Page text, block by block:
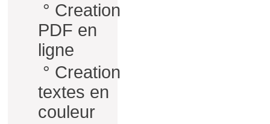
° Creation
PDF en
ligne
° Creation
textes en
couleur